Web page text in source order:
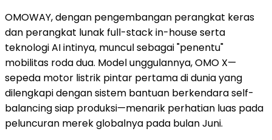
OMOWAY, dengan pengembangan perangkat keras
dan perangkat lunak full-stack in-house serta
teknologi AI intinya, muncul sebagai "penentu"
mobilitas roda dua. Model unggulannya, OMO X—
sepeda motor listrik pintar pertama di dunia yang
dilengkapi dengan sistem bantuan berkendara self-
balancing siap produksi—menarik perhatian luas pada
peluncuran merek globalnya pada bulan Juni.